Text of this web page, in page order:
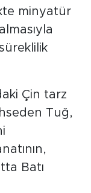
minyatür
Çin tarz
Tuğ,
Batı